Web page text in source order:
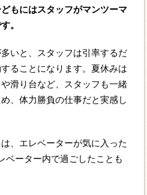
もにはスタッフがマンツーマ
。
いと、スタッフは引率するだ
ることになります。夏休みは
滑り台など、スタッフも一緒
、体力勝負の仕事だと実感し
、エレベーターが気に入った
ベーター内で過ごしたことも